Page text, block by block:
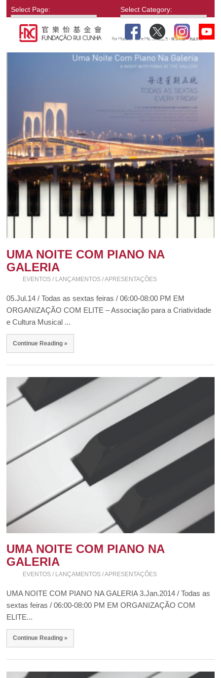
Select Page: Select Category:
UMA NOITE COM PIANO NA
GALERIA
EVENTOS / LANÇAMENTOS / APRESENTAÇÕES
05.Jul.14 / Todas as sextas feiras / 06:00-08:00 PM EM
ORGANIZAÇÃO COM ELITE – Associação para a Criatividade
e Cultura Musical ...
Continue Reading »
UMA NOITE COM PIANO NA
GALERIA
EVENTOS / LANÇAMENTOS / APRESENTAÇÕES
UMA NOITE COM PIANO NA GALERIA 3.Jan.2014 / Todas as
sextas feiras / 06:00-08:00 PM EM ORGANIZAÇÃO COM
ELITE...
Continue Reading »